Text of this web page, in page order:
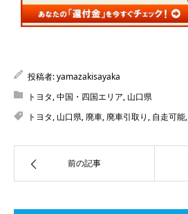
投稿者:yamazakisayaka
トヨタ,中国・四国エリア, 山口県
トヨタ, 山口県,廃車,廃車引取り , 自走可能,
前の記事